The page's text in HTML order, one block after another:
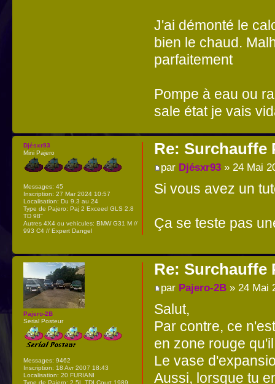
J'ai démonté le
bien le chaud.
parfaitement
Pompe à eau ou
sale état je vais
Re: Surchauffe
par Djésxr93» 24 Mai
Si vous avez un
Ça se teste pas
Djésxr93
Mini Pajero
Messages: 45
Inscription: 27 Mar 2024 10:57
Localisation: Du 9.3 au 24
Type de Pajero: Paj 2 Exceed GLS 2.8
TD 98"
Autres 4X4 ou vehicules: BMW G31 M //
993 C4 // Expert Dangel
Re: Surchauffe
par Pajero-2B» 24 Mai
Salut,
Par contre, ce
en zone rouge
Le vase
Aussi, lorsque tu
Pajero-2B
Serial Posteur
Messages: 9462
Inscription: 18 Avr 2007 18:43
Localisation: 20 FURIANI
Type de Pajero: 2,5L TDI Court 1989